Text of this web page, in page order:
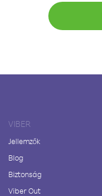
VIBER
Jellemzők
Blog
Biztonság
Viber Out